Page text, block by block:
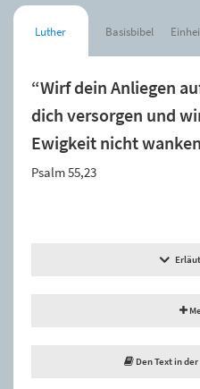
Luther Basisbibel
“Wirf dein Anliegen
dich versorgen und
Ewigkeit nicht
Psalm 55,23
Den Text in